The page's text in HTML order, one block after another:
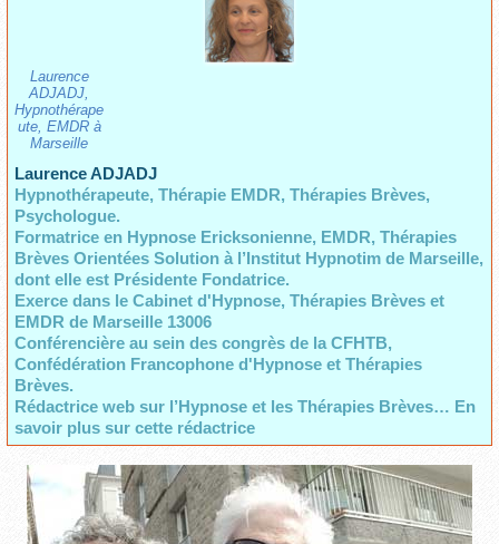
Laurence
ADJADJ,
Hypnothérape
ute, EMDR à
Marseille
Laurence ADJADJ
Hypnothérapeute, Thérapie EMDR, Thérapies Brèves,
Psychologue.
Formatrice en Hypnose Ericksonienne, EMDR, Thérapies
Brèves Orientées Solution à l’Institut Hypnotim de Marseille,
dont elle est Présidente Fondatrice.
Exerce dans le Cabinet d'Hypnose, Thérapies Brèves et
EMDR de Marseille 13006
Conférencière au sein des congrès de la CFHTB,
Confédération Francophone d'Hypnose et Thérapies
Brèves.
Rédactrice web sur l’Hypnose et les Thérapies Brèves… En
savoir plus sur cette rédactrice